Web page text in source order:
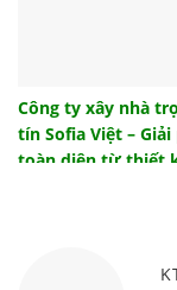
trọng
Tham
khách ấn
Công ty xây nhà
tín Sofia Việt – Giải
toàn diện từ thiết